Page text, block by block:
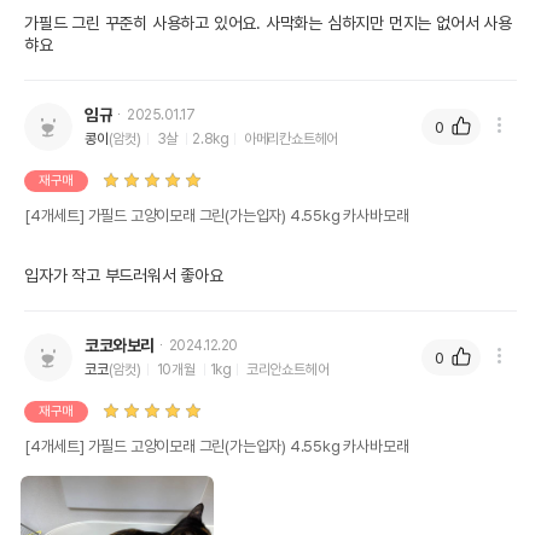
가필드 그린 꾸준히 사용하고 있어요. 사막화는 심하지만 먼지는 없어서 사용
햐요
임규
2025.01.17
콩이 (암컷) 3살 2.8kg 아메리칸쇼트헤어
재구매
[4개세트] 가필드 고양이모래 그린(가는입자) 4.55kg 카사바모래
입자가 작고 부드러워서 좋아요
0
코코와보리
2024.12.20
코코(암컷) 10개월 1kg 코리안쇼트헤어
재구매
[4개세트] 가필드 고양이모래 그린(가는입자) 4.55kg 카사바모래
0